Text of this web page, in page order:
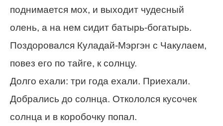
поднимается мох, и выходит чудесный
олень, а на нем сидит батырь-богатырь.
Поздоровался Куладай-Мэргэн с Чакулаем,
повез его по тайге, к солнцу.
Долго ехали: три года ехали. Приехали.
Добрались до солнца. Откололся кусочек
солнца и в коробочку попал.